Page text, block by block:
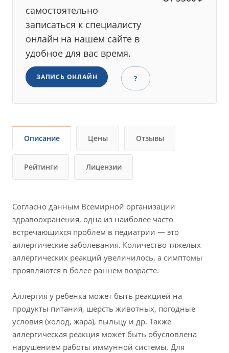
самостоятельно
записаться к специалисту
онлайн на нашем сайте в
удобное для вас время.
ЗАПИСЬ ОНЛАЙН ?
Описание Цены Отзывы
Рейтинги Лицензии
Согласно данным Всемирной организации
здравоохранения, одна из наиболее часто
встречающихся проблем в педиатрии — это
аллергические заболевания. Количество тяжелых
аллергических реакций увеличилось, а симптомы
проявляются в более раннем возрасте.
Аллергия у ребенка может быть реакцией на
продукты питания, шерсть животных, погодные
условия (холод, жара), пыльцу и др. Также
аллергическая реакция может быть обусловлена
нарушением работы иммунной системы. Для